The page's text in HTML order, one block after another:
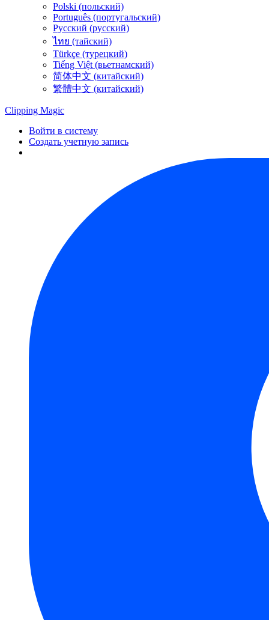
Polski (польский)
Português (португальский)
Русский (русский)
ไทย (тайский)
Türkçe (турецкий)
Tiếng Việt (вьетнамский)
简体中文 (китайский)
繁體中文 (китайский)
Clipping Magic
Войти в систему
Создать учетную запись